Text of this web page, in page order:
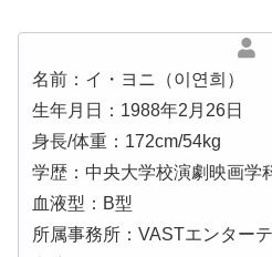
名前：イ・ヨニ（이연희）
生年月日：1988年2月26日
身長/体重：172cm/54kg
学歴：中央大学校演劇映画学
血液型：B型
所属事務所：VASTエンター